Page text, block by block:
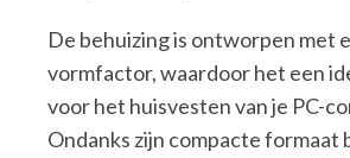
De behuizing is ontworpen met
vormfactor, waardoor het een
voor het huisvesten van je PC-
Ondanks zijn compacte formaat